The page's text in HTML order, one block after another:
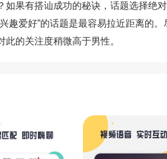
如果有搭讪成功的秘诀，话题选择绝
趣爱好”的话题是最容易拉近距离的。
的关注度稍微高于男性。